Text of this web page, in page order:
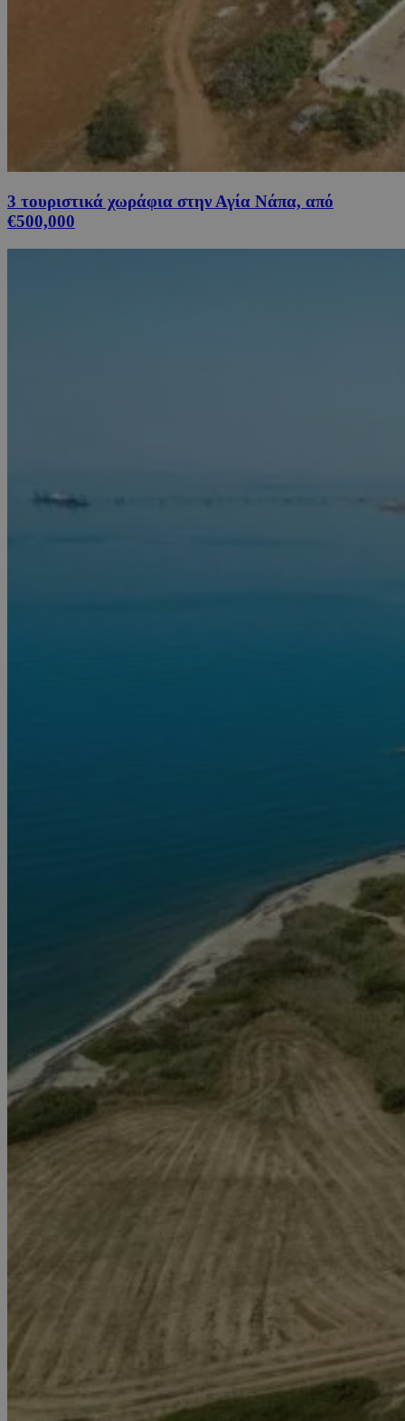
3 τουριστικά χωράφια στην Αγία Νάπα, από
€500,000